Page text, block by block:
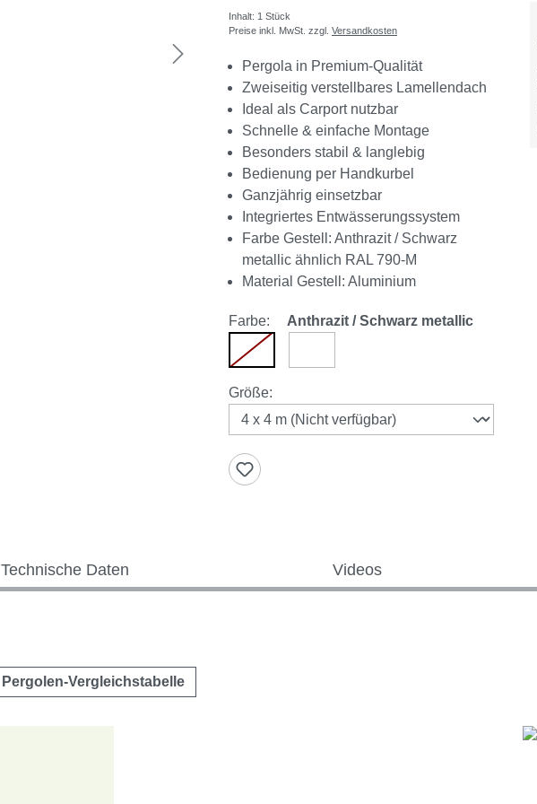
Inhalt: 1 Stück
Preise inkl. MwSt. zzgl. Versandkosten
Pergola in Premium-Qualität
Zweiseitig verstellbares Lamellendach
Ideal als Carport nutzbar
Schnelle & einfache Montage
Besonders stabil & langlebig
Bedienung per Handkurbel
Ganzjährig einsetzbar
Integriertes Entwässerungssystem
Farbe Gestell: Anthrazit / Schwarz
metallic ähnlich RAL 790-M
Material Gestell: Aluminium
Farbe: Anthrazit / Schwarz metallic
Anthrazit / Schwarz metallic
(Diese Option ist zurzeit nicht verfügbar.)
Größeauswählen
:
Technische Daten Videos
Pergolen-Vergleichstabelle